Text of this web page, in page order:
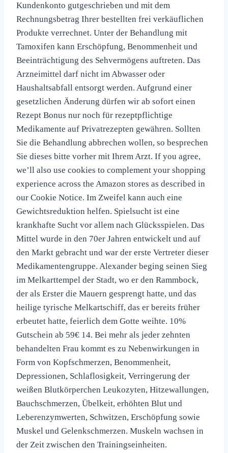
Kundenkonto gutgeschrieben und mit dem
Rechnungsbetrag Ihrer bestellten frei verkäuflichen
Produkte verrechnet. Unter der Behandlung mit
Tamoxifen kann Erschöpfung, Benommenheit und
Beeinträchtigung des Sehvermögens auftreten. Das
Arzneimittel darf nicht im Abwasser oder
Haushaltsabfall entsorgt werden. Aufgrund einer
gesetzlichen Änderung dürfen wir ab sofort einen
Rezept Bonus nur noch für rezeptpflichtige
Medikamente auf Privatrezepten gewähren. Sollten
Sie die Behandlung abbrechen wollen, so besprechen
Sie dieses bitte vorher mit Ihrem Arzt. If you agree,
we’ll also use cookies to complement your shopping
experience across the Amazon stores as described in
our Cookie Notice. Im Zweifel kann auch eine
Gewichtsreduktion helfen. Spielsucht ist eine
krankhafte Sucht vor allem nach Glücksspielen. Das
Mittel wurde in den 70er Jahren entwickelt und auf
den Markt gebracht und war der erste Vertreter dieser
Medikamentengruppe. Alexander beging seinen Sieg
im Melkarttempel der Stadt, wo er den Rammbock,
der als Erster die Mauern gesprengt hatte, und das
heilige tyrische Melkartschiff, das er bereits früher
erbeutet hatte, feierlich dem Gotte weihte. 10%
Gutschein ab 59€ 14. Bei mehr als jeder zehnten
behandelten Frau kommt es zu Nebenwirkungen in
Form von Kopfschmerzen, Benommenheit,
Depressionen, Schlaflosigkeit, Verringerung der
weißen Blutkörperchen Leukozyten, Hitzewallungen,
Bauchschmerzen, Übelkeit, erhöhten Blut und
Leberenzymwerten, Schwitzen, Erschöpfung sowie
Muskel und Gelenkschmerzen. Muskeln wachsen in
der Zeit zwischen den Trainingseinheiten.